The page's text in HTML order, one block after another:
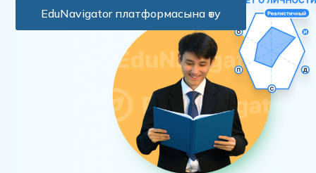
EduNavigator платформасына өту